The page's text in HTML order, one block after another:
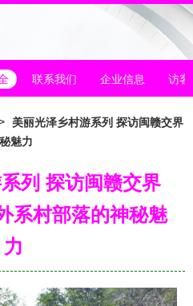
联系我们 企业信息 访客
美丽光泽乡村游系列 探访闽赣交界
魅力
列 探访闽赣交界
系村部落的神秘魅
力